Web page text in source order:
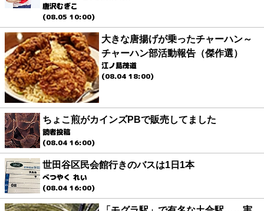
唐沢むぎこ
(08.05 10:00)
大きな唐揚げが乗ったチャーハン～
チャーハン部活動報告（傑作選）
江ノ島茂道
(08.04 18:00)
ちょこ煎がカインズPBで販売してました
読者投稿
(08.04 16:00)
世田谷区民会館行きのバスは1日1本
べつやく れい
(08.04 16:00)